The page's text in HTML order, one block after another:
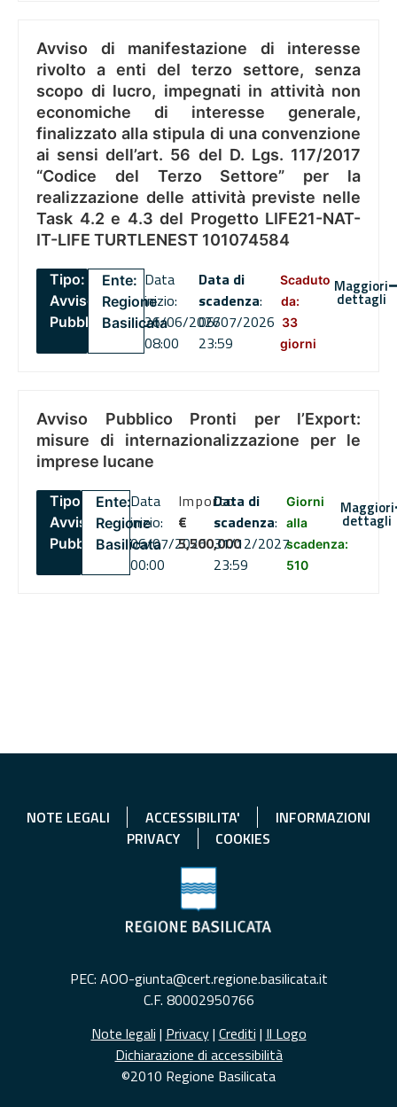
Avviso di manifestazione di interesse
rivolto a enti del terzo settore, senza
scopo di lucro, impegnati in attività non
economiche di interesse generale,
finalizzato alla stipula di una convenzione
ai sensi dell’art. 56 del D. Lgs. 117/2017
“Codice del Terzo Settore” per la
realizzazione delle attività previste nelle
Task 4.2 e 4.3 del Progetto LIFE21-NAT-
IT-LIFE TURTLENEST 101074584
Tipo:
Avviso
Pubblico
Ente:
Regione
Basilicata
Data
inizio:
26/06/2026
08:00
Data di
scadenza:
06/07/2026
23:59
Scaduto
da:
33
giorni
Maggiori
dettagli
Avviso Pubblico Pronti per l’Export:
misure di internazionalizzazione per le
imprese lucane
Tipo:
Avviso
Pubblico
Ente:
Regione
Basilicata
Data
inizio:
06/07/2026
00:00
Importo
€
5,500,000
Data di
scadenza:
31/12/2027
23:59
Giorni
alla
scadenza:
510
Maggiori
dettagli
NOTE LEGALI ACCESSIBILITA'
INFORMAZIONI
PRIVACY
COOKIES
PEC: AOO-giunta@cert.regione.basilicata.it
C.F. 80002950766
Note legali | Privacy| Crediti | Il Logo
Dichiarazione di accessibilità
©2010 Regione Basilicata